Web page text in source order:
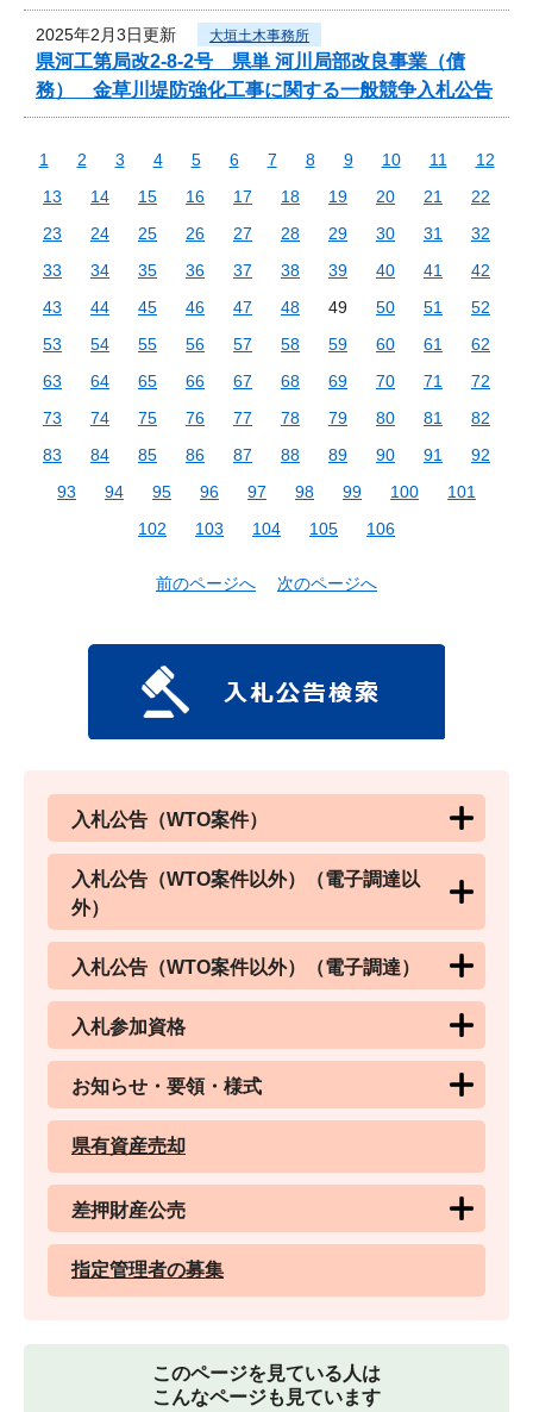
2025年2月3日更新 大垣土木事務所
県河工第局改2-8-2号 県単 河川局部改良事業（債
務） 金草川堤防強化工事に関する一般競争入札公告
1 2 3 4 5 6 7 8 9 10 11
12
13
14 15 16 17 18 19 20 21
22
23
24 25 26 27 28 29 30 31
32
33
34 35 36 37 38 39 40 41
42
43
44 45 46 47 48 49 50 51
52
53
54 55 56 57 58 59 60 61
62
63
64 65 66 67 68 69 70 71
72
73
74 75 76 77 78 79 80 81
82
83
84 85 86 87 88 89 90 91
92
93
94 95 96 97 98 99 100
101
102
103 104 105 106
前のページへ 次のページへ
入札公告（WTO案件）
入札公告（WTO案件以外）（電子調達以
外）
入札公告（WTO案件以外）（電子調達）
入札参加資格
お知らせ・要領・様式
県有資産売却
差押財産公売
指定管理者の募集
このページを見ている人は
こんなページも見ています